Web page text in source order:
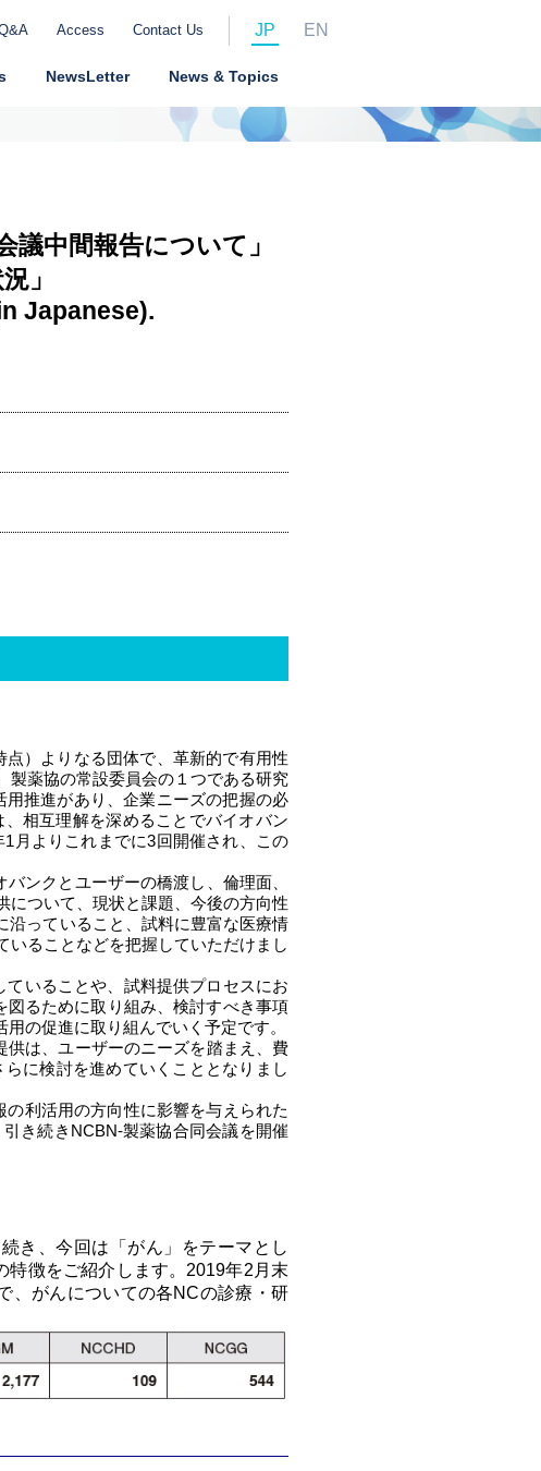
Access Contact Us JP EN
NewsLetter News & Topics
議中間報告について」
」
Japanese).
）よりなる団体で、革新的で有用性
製薬協の常設委員会の１つである研究
推進があり、企業ニーズの把握の必
相互理解を深めることでバイオバン
月よりこれまでに3回開催され、この
ンクとユーザーの橋渡し、倫理面、
について、現状と課題、今後の方向性
沿っていること、試料に豊富な医療情
ることなどを把握していただけまし
いることや、試料提供プロセスにお
るために取り組み、検討すべき事項
の促進に取り組んでいく予定です。
は、ユーザーのニーズを踏まえ、費
に検討を進めていくこととなりまし
利活用の方向性に影響を与えられた
き続きNCBN-製薬協合同会議を開催
き、今回は「がん」をテーマとし
徴をご紹介します。2019年2月末
、がんについての各NCの診療・研